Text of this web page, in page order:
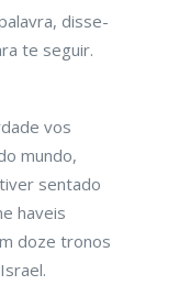
disse-
te seguir.
vos
mundo,
sentado
haveis
doze tronos